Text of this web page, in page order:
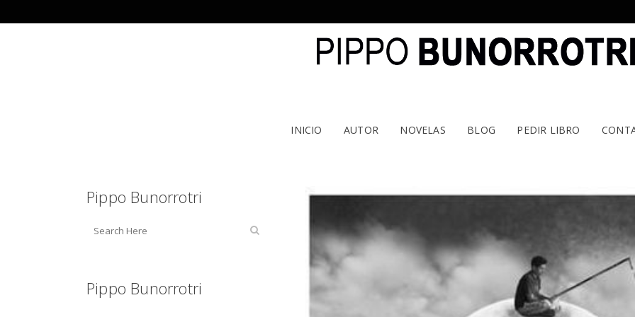
INICIO AUTOR NOVELAS BLOG PEDIR LIBRO
Pippo Bunorrotri
Pippo Bunorrotri